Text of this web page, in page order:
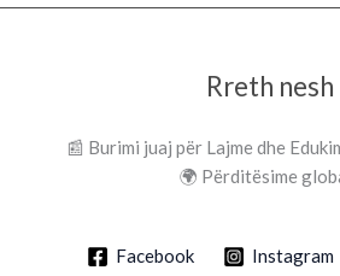
Rreth nesh
📰 Burimi juaj për Lajme dhe
🌍 Përditësime
Facebook Instagram